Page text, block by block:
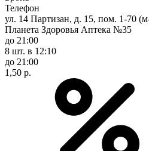
Телефон
ул. 14 Партизан, д. 15, пом. 1-70
Планета Здоровья Аптека №35
до 21:00
8 шт. в 12:10
до 21:00
1,50 р.